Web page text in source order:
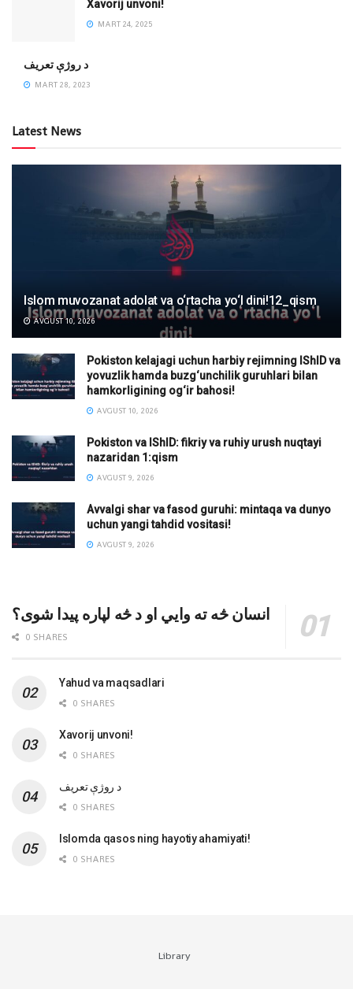
Xavorij unvoni!
MART 24, 2025
‌د روژې تعریف
MART 28, 2023
Latest News
Islom muvozanat adolat va o‘rtacha yo‘l dini!12_qism
AVGUST 10, 2026
Pokiston kelajagi uchun harbiy rejimning IShID va
yovuzlik hamda buzg‘unchilik guruhlari bilan
hamkorligining og‘ir bahosi!
AVGUST 10, 2026
Pokiston va IShID: fikriy va ruhiy urush nuqtayi
nazaridan 1:qism
AVGUST 9, 2026
Avvalgi shar va fasod guruhi: mintaqa va dunyo
uchun yangi tahdid vositasi!
AVGUST 9, 2026
انسان څه ته وایي او د څه لپاره پیدا شوی؟
0 SHARES
Yahud va maqsadlari
0 SHARES
Xavorij unvoni!
0 SHARES
‌د روژې تعریف
0 SHARES
Islomda qasos ning hayotiy ahamiyati!
0 SHARES
Library